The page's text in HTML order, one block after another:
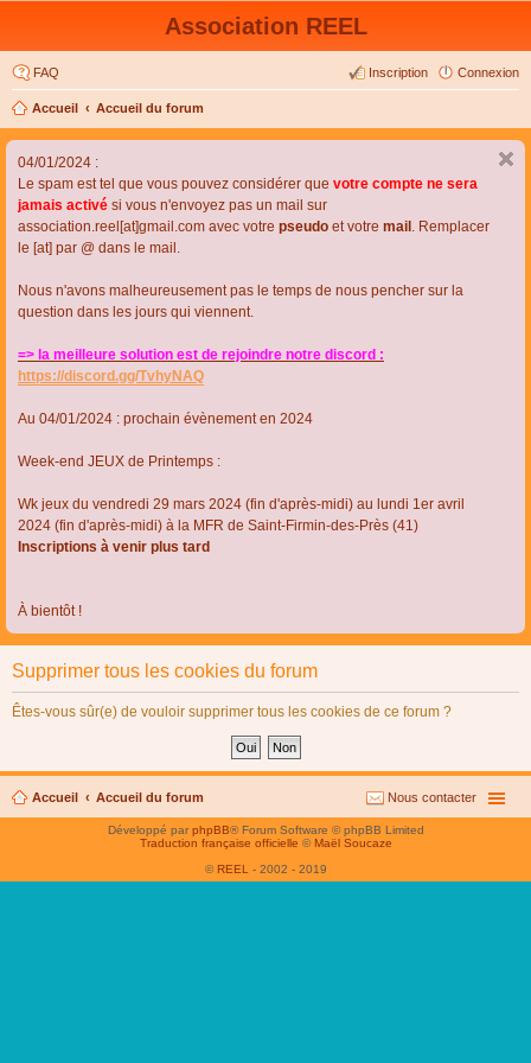
Association REEL
FAQ Connexion
Inscription
Accueil Accueil du forum
04/01/2024 :
Le spam est tel que vous pouvez considérer que votre compte ne sera
jamais activé si vous n'envoyez pas un mail sur
association.reel[at]gmail.com avec votre pseudo et votre mail . Remplacer
le [at] par @ dans le mail.
Nous n'avons malheureusement pas le temps de nous pencher sur la
question dans les jours qui viennent.
=> la meilleure solution est de rejoindre notre discord :
https://discord.gg/TvhyNAQ
Au 04/01/2024 : prochain évènement en 2024
Week-end JEUX de Printemps :
Wk jeux du vendredi 29 mars 2024 (fin d'après-midi) au lundi 1er avril
2024 (fin d'après-midi) à la MFR de Saint-Firmin-des-Près (41)
Inscriptions à venir plus tard
À bientôt !
Supprimer tous les cookies du forum
Êtes-vous sûr(e) de vouloir supprimer tous les cookies de ce forum ?
Accueil Accueil du forum Nous contacter
Développé parphpBB® Forum Software © phpBB Limited
Traduction française officielle © Maël Soucaze
© REEL - 2002 - 2019